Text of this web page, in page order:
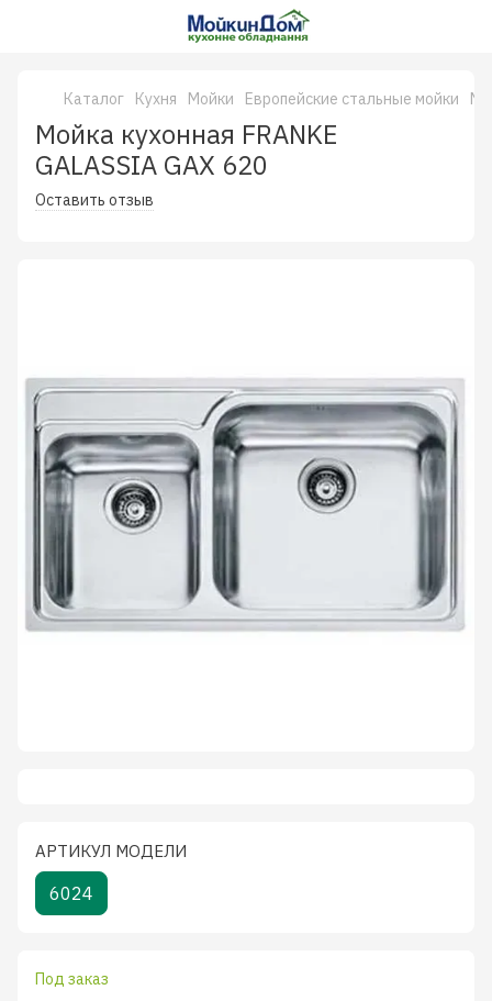
Каталог Кухня Мойки Европейские стальные мойки
Мойка кухонная FRANKE
GALASSIA GAX 620
Оставить отзыв
АРТИКУЛ МОДЕЛИ
6024
Под заказ